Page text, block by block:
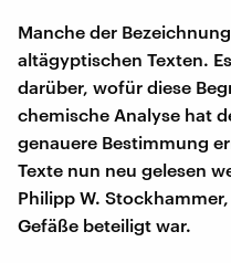
Manche der
altägyptischen Texten.
darüber, wofür diese
chemische Analyse hat
genauere Bestimmung
Texte nun neu gelesen
Philipp W.
Gefäße beteiligt war.